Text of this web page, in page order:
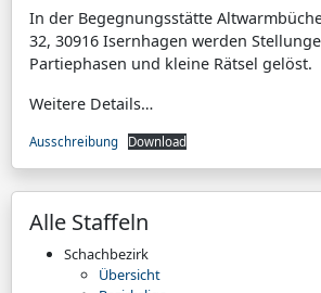
In der Begegnungsstätte
32, 30916 Isernhagen werden
Partiephasen und kleine Rätsel gelöst.
Weitere Details…
Ausschreibung Download
Alle Staffeln
Schachbezirk
Übersicht